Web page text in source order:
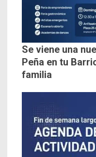
Se viene una
Peña en tu
familia